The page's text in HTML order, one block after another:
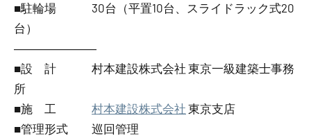
■駐輪場 30台（平置10台、スライドラック式20
台）
―――――――
■設 計 村本建設株式会社 東京一級建築士事務
所
■施 工 村本建設株式会社 東京支店
■管理形式 巡回管理